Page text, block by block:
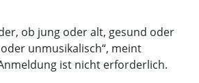
ob jung oder alt, gesund oder
unmusikalisch“, meint
ist nicht erforderlich.